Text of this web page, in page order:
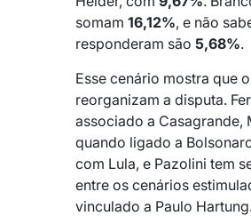
somam 16,12%, e não
responderam são 5,68%.
Esse cenário mostra que
reorganizam a disputa.
associado a Casagrande,
quando ligado a
com Lula, e Pazolini tem
entre os cenários
vinculado a Paulo